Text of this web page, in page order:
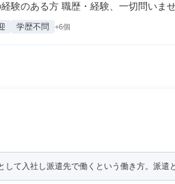
験のある方 職歴・経験、一切問いませ
学歴不問 +6個
して入社し派遣先で働くという働き方。派遣